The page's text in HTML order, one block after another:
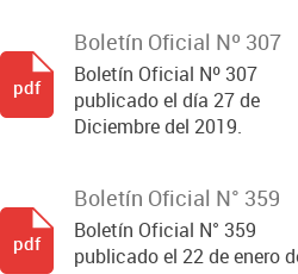
Boletín Oficial Nº 307
Boletín Oficial Nº 307
publicado el día 27 de
Diciembre del 2019.
pdf
Boletín Oficial N° 359
Boletín Oficial N° 359
publicado el 22 de enero
pdf